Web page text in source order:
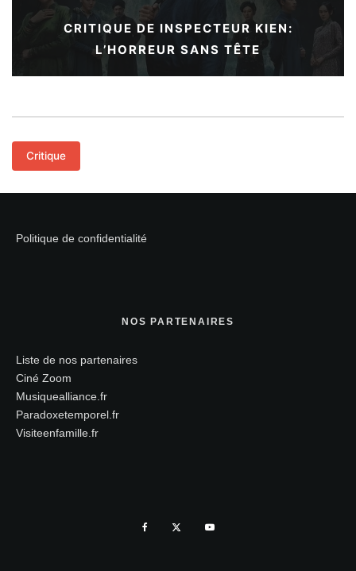
CRITIQUE DE INSPECTEUR KIEN:
L’HORREUR SANS TÊTE
Critique
Politique de confidentialité
NOS PARTENAIRES
Liste de nos partenaires
Ciné Zoom
Musiquealliance.fr
Paradoxetemporel.fr
Visiteenfamille.fr